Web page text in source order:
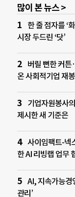
많이 본 뉴스 >
한 줄 점자를 ‘
시장 두드린 ‘닷’
버릴 뻔한 커
온 사회적기업 재
기업자원봉사
제시한 새 기준은
사이임팩트-넥
한 AI 리빙랩 업무
AI, 지속가능경
관리’